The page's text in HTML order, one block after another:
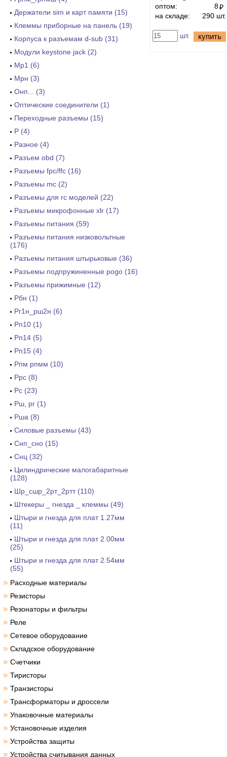
Держатели sim и карт памяти (15)
Клеммы приборные на панель (19)
Корпуса к разъемам d-sub (31)
Модули keystone jack (2)
Мр1 (6)
Мрн (3)
Онп... (3)
Оптические соединители (1)
Переходные разъемы (15)
Р (4)
Разное (4)
Разъем obd (7)
Разъемы fpc/ffc (16)
Разъемы mc (2)
Разъемы для rc моделей (22)
Разъемы микрофонные xlr (17)
Разъемы питания (59)
Разъемы питания низковольтные
(176)
Разъемы питания штырьковые (36)
Разъемы подпружиненные pogo (16)
Разъемы прижимные (12)
Рбн (1)
Рг1н_рш2н (6)
Рп10 (1)
Рп14 (5)
Рп15 (4)
Рпм рпмм (10)
Ррс (8)
Рс (23)
Рш, рг (1)
Рша (8)
Силовые разъемы (43)
Снп_сно (15)
Снц (32)
Цилиндрические малогабаритные
(128)
Шр_сшр_2рт_2ртт (110)
Штекеры _ гнезда _ клеммы (49)
Штыри и гнезда для плат 1.27мм
(11)
Штыри и гнезда для плат 2.00мм
(25)
Штыри и гнезда для плат 2.54мм
(55)
» Расходные материалы
» Резисторы
» Резонаторы и фильтры
» Реле
» Сетевое оборудование
» Складское оборудование
» Счетчики
» Тиристоры
» Транзисторы
» Трансформаторы и дроссели
» Упаковочные материалы
» Установочные изделия
» Устройства защиты
» Устройства считывания данных
оптом:
8₽
на складе:
290 шт.
шт. купить